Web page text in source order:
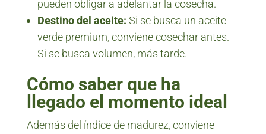
pueden obligar a adelantar la cosecha.
Destino del aceite: Si se busca un aceite
verde premium, conviene cosechar antes.
Si se busca volumen, más tarde.
Cómo saber que ha
llegado el momento ideal
Además del índice de madurez, conviene